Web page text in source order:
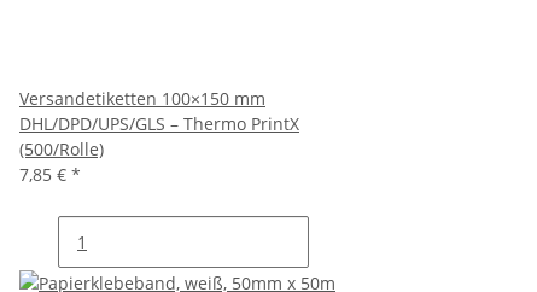
Versandetiketten 100×150 mm
DHL/DPD/UPS/GLS – Thermo PrintX
(500/Rolle)
7,85 € *